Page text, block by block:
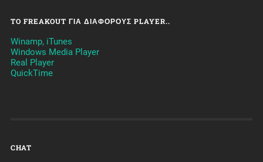
TO FREAKOUT ΓΙΑ ΔΙΆΦΟΡΟΥΣ PLAYER..
Winamp, iTunes
Windows Media Player
Real Player
QuickTime
CHAT